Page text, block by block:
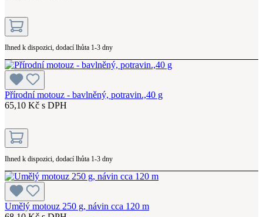
Ihned k dispozici, dodací lhůta 1-3 dny
Přírodní motouz - bavlněný, potravin.,40 g
65,10 Kč s DPH
Ihned k dispozici, dodací lhůta 1-3 dny
Umělý motouz 250 g, návin cca 120 m